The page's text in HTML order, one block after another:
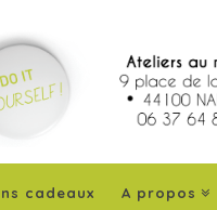
cadeaux A propos